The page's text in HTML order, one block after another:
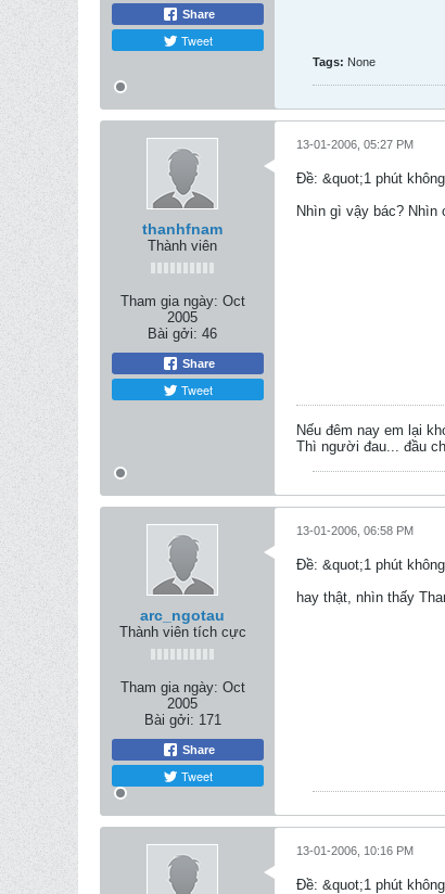
Share
Tweet
Tags: None
thanhfnam
Thành viên
Tham gia ngày: Oct
2005
Bài gởi: 46
Share
Tweet
13-01-2006, 05:27 PM
Ðề: &quot;1 phút
Nhìn gì vậy bác?
Nếu đêm nay em lại
Thì người đau... đầu
arc_ngotau
Thành viên tích cực
Tham gia ngày: Oct
2005
Bài gởi: 171
Share
Tweet
13-01-2006, 06:58 PM
Ðề: &quot;1 phút
hay thật, nhìn thấy
13-01-2006, 10:16 PM
Ðề: &quot;1 phút